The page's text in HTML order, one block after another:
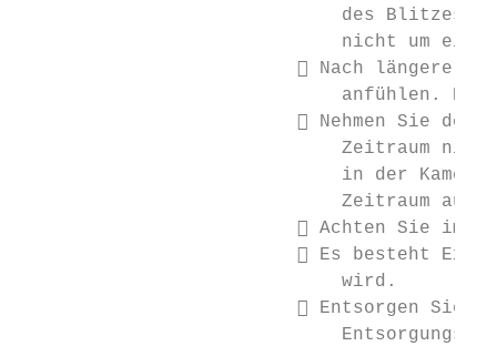
des Blitzes
nicht um eine
 Nach längerer
anfühlen. Es
 Nehmen Sie den
Zeitraum
in der
Zeitraum
 Achten Sie
 Es besteht
                             wird.
 Entsorgen Sie